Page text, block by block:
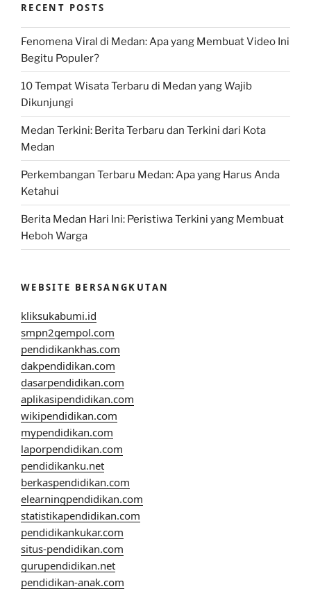
RECENT POSTS
Fenomena Viral di Medan: Apa yang Membuat Video Ini
Begitu Populer?
10 Tempat Wisata Terbaru di Medan yang Wajib
Dikunjungi
Medan Terkini: Berita Terbaru dan Terkini dari Kota
Medan
Perkembangan Terbaru Medan: Apa yang Harus Anda
Ketahui
Berita Medan Hari Ini: Peristiwa Terkini yang Membuat
Heboh Warga
WEBSITE BERSANGKUTAN
kliksukabumi.id
smpn2gempol.com
pendidikankhas.com
dakpendidikan.com
dasarpendidikan.com
aplikasipendidikan.com
wikipendidikan.com
mypendidikan.com
laporpendidikan.com
pendidikanku.net
berkaspendidikan.com
elearningpendidikan.com
statistikapendidikan.com
pendidikankukar.com
situs-pendidikan.com
gurupendidikan.net
pendidikan-anak.com